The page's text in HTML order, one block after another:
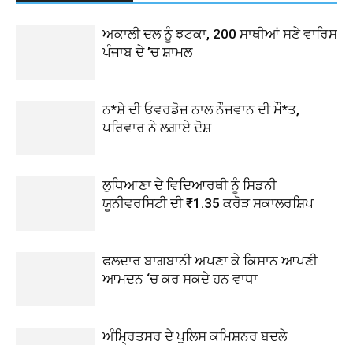
ਅਕਾਲੀ ਦਲ ਨੂੰ ਝਟਕਾ, 200 ਸਾਥੀਆਂ ਸਣੇ ਵਾਰਿਸ
ਪੰਜਾਬ ਦੇ ’ਚ ਸ਼ਾਮਲ
ਨ*ਸ਼ੇ ਦੀ ਓਵਰਡੋਜ਼ ਨਾਲ ਨੌਜਵਾਨ ਦੀ ਮੌ*ਤ,
ਪਰਿਵਾਰ ਨੇ ਲਗਾਏ ਦੋਸ਼
ਲੁਧਿਆਣਾ ਦੇ ਵਿਦਿਆਰਥੀ ਨੂੰ ਸਿਡਨੀ
ਯੂਨੀਵਰਸਿਟੀ ਦੀ ₹1.35 ਕਰੋੜ ਸਕਾਲਰਸ਼ਿਪ
ਫਲਦਾਰ ਬਾਗਬਾਨੀ ਅਪਣਾ ਕੇ ਕਿਸਾਨ ਆਪਣੀ
ਆਮਦਨ ‘ਚ ਕਰ ਸਕਦੇ ਹਨ ਵਾਧਾ
ਅੰਮ੍ਰਿਤਸਰ ਦੇ ਪੁਲਿਸ ਕਮਿਸ਼ਨਰ ਬਦਲੇ